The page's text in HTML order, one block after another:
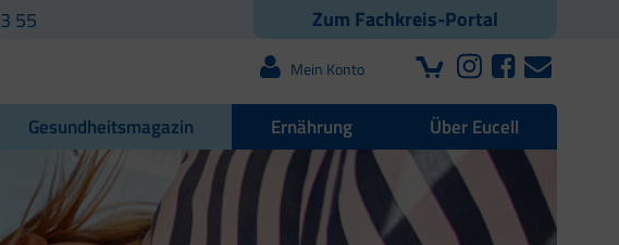
Zum Fachkreis-Portal
55
Mein Konto
Gesundheitsmagazin Ernährung Über Eucell